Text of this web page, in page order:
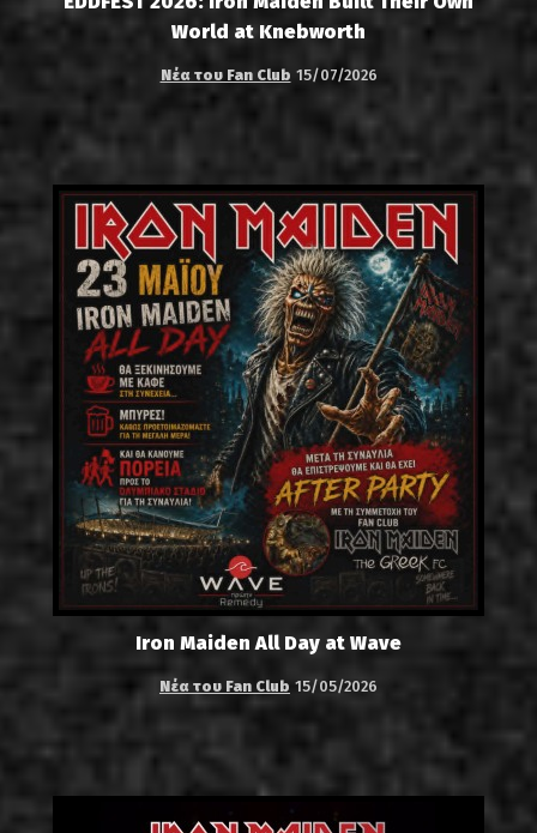
World at Knebworth
Νέα του Fan Club 15/07/2026
Iron Maiden All Day at Wave
Νέα του Fan Club 15/05/2026